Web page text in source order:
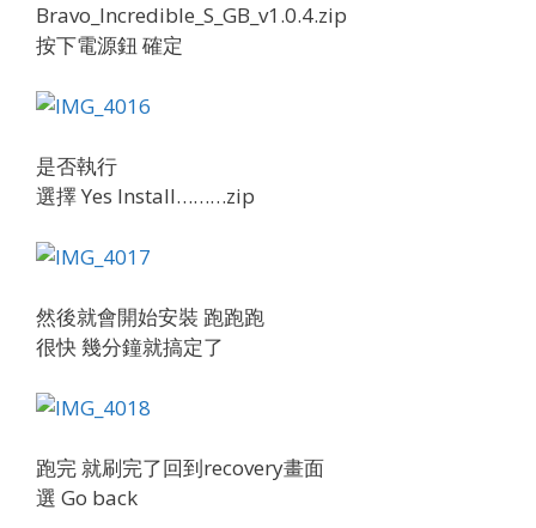
Bravo_Incredible_S_GB_v1.0.4.zip
按下電源鈕 確定
是否執行
選擇 Yes Install………zip
然後就會開始安裝 跑跑跑
很快 幾分鐘就搞定了
跑完 就刷完了回到recovery畫面
選 Go back